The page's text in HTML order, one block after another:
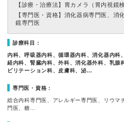
【診療・治療法】 胃カメラ（胃内視鏡検
【専門医・資格】 消化器病専門医、消
鏡専門医
診療科目：
内科、呼吸器内科、循環器内科、消化器内科
経内科、腎臓内科、外科、消化器外科、乳腺
ビリテーション科、皮膚科、泌…
専門医・資格：
総合内科専門医、アレルギー専門医、リウマ
門医、糖…